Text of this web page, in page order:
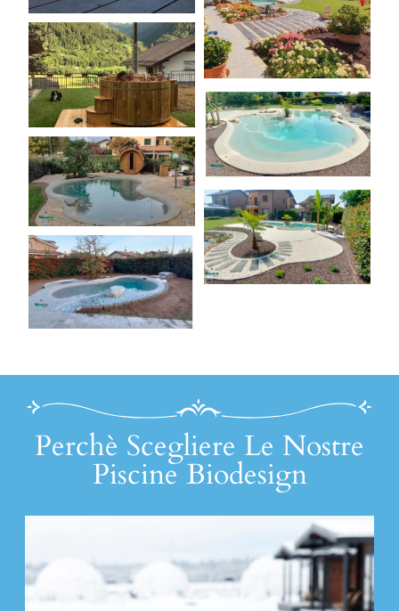
Perchè Scegliere Le Nostre
Piscine Biodesign